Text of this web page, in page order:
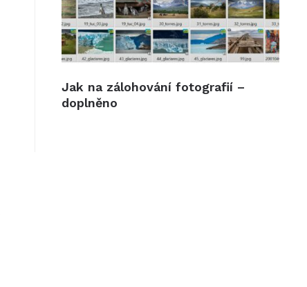
Jak na zálohování fotografií –
doplněno